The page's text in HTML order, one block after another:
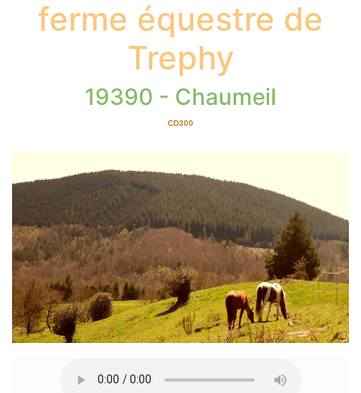
ferme équestre de
Trephy
19390 - Chaumeil
CD300